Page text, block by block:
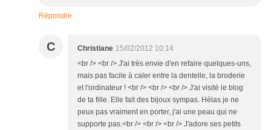
Répondre
C Christiane 15/02/2012 10:14
<br /> <br /> J'ai très envie d'en refaire quelques-uns,
mais pas facile à caler entre la dentelle, la broderie
et l'ordinateur ! <br /> <br /> <br /> J'ai visité le blog
de ta fille. Elle fait des bijoux sympas. Hélas je ne
peux pas vraiment en porter, j'ai une peau qui ne
supporte pas.<br /> <br /> <br /> J'adore ses petits